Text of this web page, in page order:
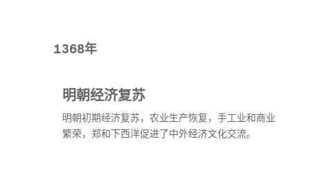
1368年
明朝经济复苏
明朝初期经济复苏，农业生产恢复，手工业和商业
繁荣，郑和下西洋促进了中外经济文化交流。